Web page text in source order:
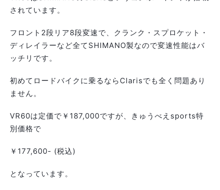
されています。
フロント2段リア8段変速で、クランク・スプロケット・
ディレイラーなど全てSHIMANO製なので変速性能はバ
ッチリです。
初めてロードバイクに乗るならClarisでも全く問題あり
ません。
VR60は定価で￥187,000ですが、きゅうべえsports特
別価格で
￥177,600- (税込)
となっています。